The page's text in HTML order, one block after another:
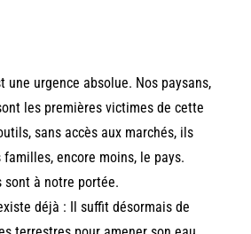
une urgence absolue. Nos paysans,
les premières victimes de cette
sans accès aux marchés, ils
encore moins, le pays.
sont à notre portée.
déjà : Il suffit désormais de